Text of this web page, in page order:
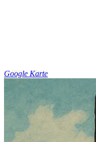
Google Karte